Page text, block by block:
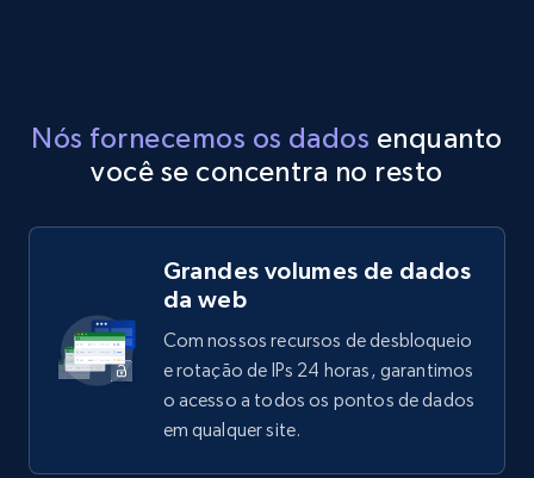
Nós fornecemos os dados enquanto
você se concentra no resto
Grandes volumes de dados
da web
Com nossos recursos de desbloqueio
e rotação de IPs 24 horas, garantimos
o acesso a todos os pontos de dados
em qualquer site.